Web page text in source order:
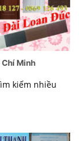
Chí Minh
kiếm nhiều